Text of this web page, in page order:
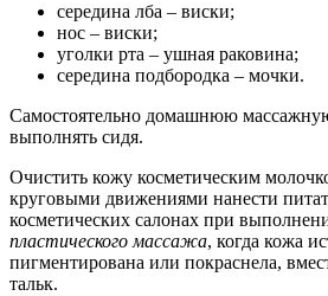
середина лба – виски;
нос – виски;
уголки рта – ушная раковина;
середина подбородка – мочки.
Самостоятельно домашнюю
выполнять сидя.
Очистить кожу косметическим
круговыми движениями нанести
косметических салонах при
пластического массажа, когда кожа
пигментирована или покраснела,
тальк.